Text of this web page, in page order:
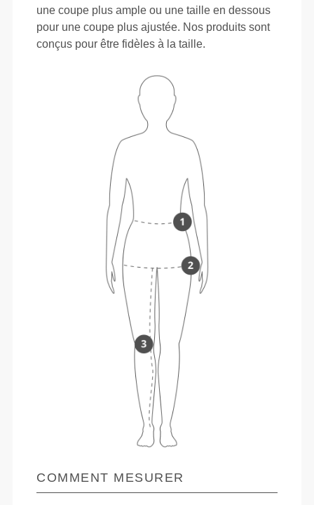
une coupe plus ample ou une taille en dessous
pour une coupe plus ajustée. Nos produits sont
conçus pour être fidèles à la taille.
COMMENT MESURER